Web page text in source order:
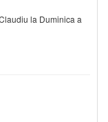
la Duminica a